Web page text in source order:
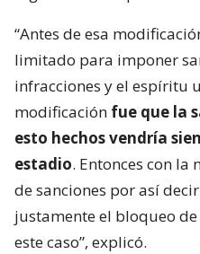
“Antes de esa
limitado para imponer
infracciones y el espíritu
modificación fue que la
esto hechos vendría
estadio. Entonces con la
de sanciones por así
justamente el bloqueo
este caso”, explicó.